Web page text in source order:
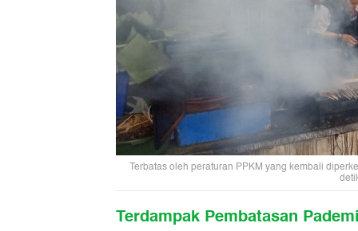
Terbatas oleh peraturan PPKM yang kembali
Terdampak Pembatasan Pademi